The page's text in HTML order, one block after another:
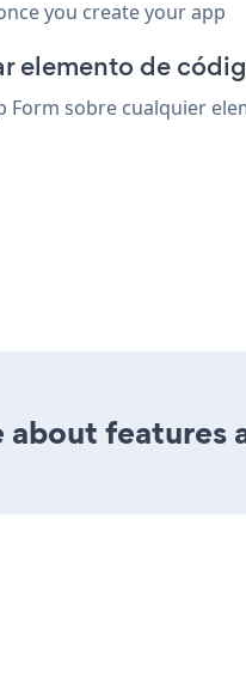
you create your app
elemento de
sobre cualquier
features